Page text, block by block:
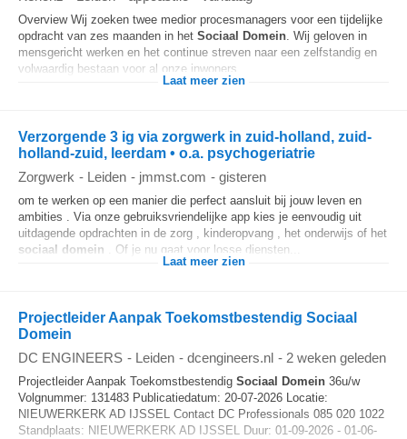
Overview Wij zoeken twee medior procesmanagers voor een tijdelijke
opdracht van zes maanden in het Sociaal Domein. Wij geloven in
mensgericht werken en het continue streven naar een zelfstandig en
volwaardig bestaan voor al onze inwoners...
Laat meer zien
Verzorgende 3 ig via zorgwerk in zuid-holland, zuid-
holland-zuid, leerdam • o.a. psychogeriatrie
Zorgwerk - Leiden - jmmst.com - gisteren
om te werken op een manier die perfect aansluit bij jouw leven en
ambities . Via onze gebruiksvriendelijke app kies je eenvoudig uit
uitdagende opdrachten in de zorg , kinderopvang , het onderwijs of het
sociaal domein . Of je nu gaat voor losse diensten...
Laat meer zien
Projectleider Aanpak Toekomstbestendig Sociaal
Domein
DC ENGINEERS - Leiden - dcengineers.nl - 2 weken geleden
Projectleider Aanpak Toekomstbestendig Sociaal Domein 36u/w
Volgnummer: 131483 Publicatiedatum: 20-07-2026 Locatie:
NIEUWERKERK AD IJSSEL Contact DC Professionals 085 020 1022
Standplaats: NIEUWERKERK AD IJSSEL Duur: 01-09-2026 - 01-06-